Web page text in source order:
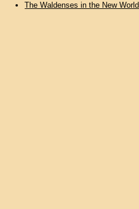
The Waldenses in the New World